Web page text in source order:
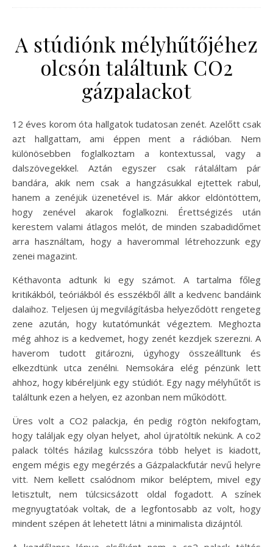
A stúdiónk mélyhűtőjéhez
olcsón találtunk CO2
gázpalackot
12 éves korom óta hallgatok tudatosan zenét. Azelőtt csak
azt hallgattam, ami éppen ment a rádióban. Nem
különösebben foglalkoztam a kontextussal, vagy a
dalszövegekkel. Aztán egyszer csak rátaláltam pár
bandára, akik nem csak a hangzásukkal ejtettek rabul,
hanem a zenéjük üzenetével is. Már akkor eldöntöttem,
hogy zenével akarok foglalkozni. Érettségizés után
kerestem valami átlagos melót, de minden szabadidőmet
arra használtam, hogy a haverommal létrehozzunk egy
zenei magazint.
Kéthavonta adtunk ki egy számot. A tartalma főleg
kritikákból, teóriákból és esszékből állt a kedvenc bandáink
dalaihoz. Teljesen új megvilágításba helyeződött rengeteg
zene azután, hogy kutatómunkát végeztem. Meghozta
még ahhoz is a kedvemet, hogy zenét kezdjek szerezni. A
haverom tudott gitározni, úgyhogy összeálltunk és
elkezdtünk utca zenélni. Nemsokára elég pénzünk lett
ahhoz, hogy kibéreljünk egy stúdiót. Egy nagy mélyhűtőt is
találtunk ezen a helyen, ez azonban nem működött.
Üres volt a CO2 palackja, én pedig rögtön nekifogtam,
hogy találjak egy olyan helyet, ahol újratöltik nekünk. A co2
palack töltés házilag kulcsszóra több helyet is kiadott,
engem mégis egy megérzés a Gázpalackfutár nevű helyre
vitt. Nem kellett csalódnom mikor beléptem, mivel egy
letisztult, nem túlcsicsázott oldal fogadott. A színek
megnyugtatóak voltak, de a legfontosabb az volt, hogy
mindent szépen át lehetett látni a minimalista dizájntól.